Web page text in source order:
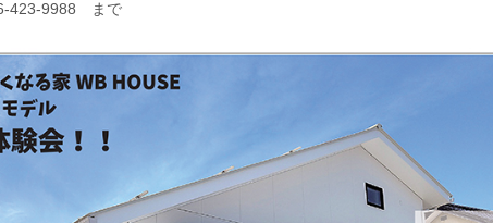
423-9988 まで